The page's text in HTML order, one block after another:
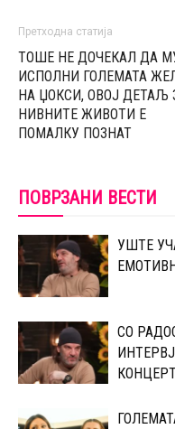
Претходна статија
ТОШЕ НЕ ДОЧЕКАЛ ДА
ИСПОЛНИ ГОЛЕМАТА
НА ЏОКСИ, ОВОЈ ДЕТАЉ
НИВНИТЕ ЖИВОТИ Е
ПОМАЛКУ ПОЗНАТ
ПОВРЗАНИ ВЕСТИ
УШТЕ
СО